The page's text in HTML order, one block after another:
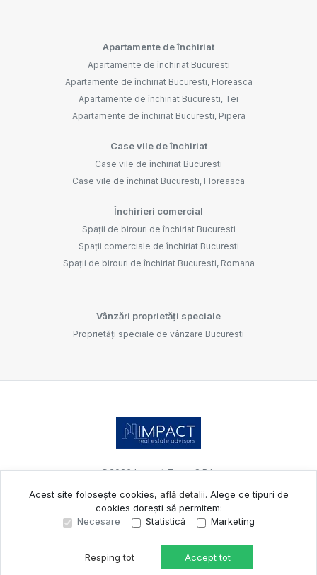
Apartamente de închiriat
Apartamente de închiriat Bucuresti
Apartamente de închiriat Bucuresti, Floreasca
Apartamente de închiriat Bucuresti, Tei
Apartamente de închiriat Bucuresti, Pipera
Case vile de închiriat
Case vile de închiriat Bucuresti
Case vile de închiriat Bucuresti, Floreasca
Închirieri comercial
Spații de birouri de închiriat Bucuresti
Spații comerciale de închiriat Bucuresti
Spații de birouri de închiriat Bucuresti, Romana
Vânzări proprietăți speciale
Proprietăți speciale de vânzare Bucuresti
©2026Impact Team S.R.L.
Site creat în
Acest site folosește cookies, află detalii. Alege ce tipuri de
cookies dorești să permitem:
Necesare
Statistică Marketing
Resping tot Accept tot